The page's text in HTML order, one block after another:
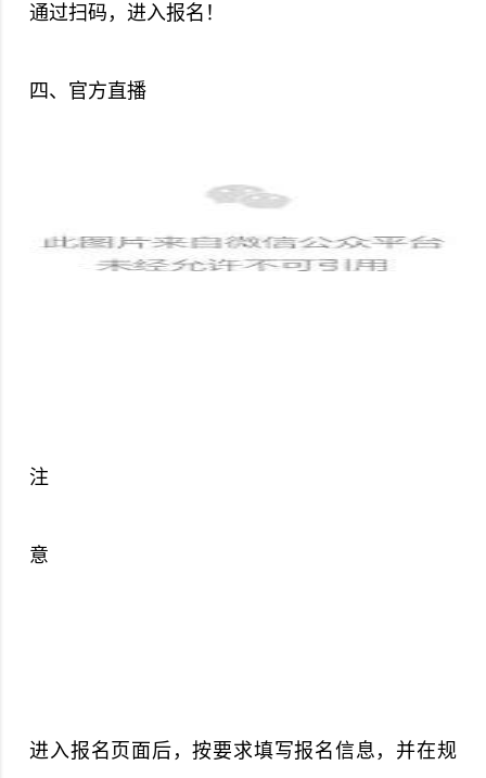
通过扫码，进入报名！
四、官方直播
注
意
进入报名页面后，按要求填写报名信息，并在规